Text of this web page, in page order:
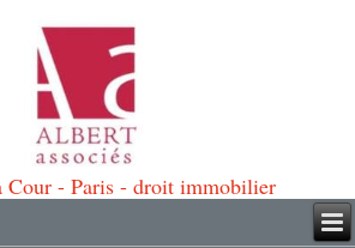
Cour - Paris - droit immobilier